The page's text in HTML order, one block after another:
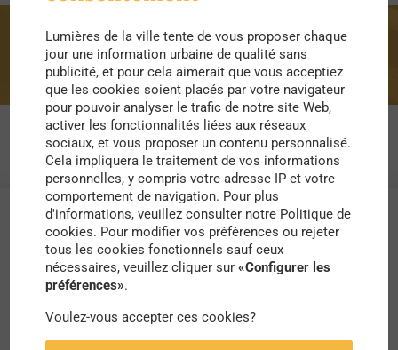
gymnase
Lumières de la ville tente de vous proposer chaque
jour une information urbaine de qualité sans
publicité, et pour cela aimerait que vous acceptiez
que les cookies soient placés par votre navigateur
pour pouvoir analyser le trafic de notre site Web,
activer les fonctionnalités liées aux réseaux
sociaux, et vous proposer un contenu personnalisé.
Cela impliquera le traitement de vos informations
personnelles, y compris votre adresse IP et votre
comportement de navigation. Pour plus
d'informations, veuillez consulter notre Politique de
cookies. Pour modifier vos préférences ou rejeter
tous les cookies fonctionnels sauf ceux
nécessaires, veuillez cliquer sur«Configurer les
préférences».
Voulez-vous accepter ces cookies?